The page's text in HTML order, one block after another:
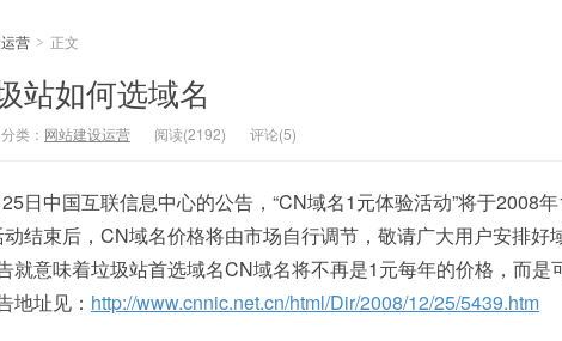
营 > 正文
站如何选域名
分类： 网站建设运营 阅读(2192) 评论(5)
中国互联信息中心的公告，“CN域名1元体验活动”将于2008年
结束后，CN域名价格将由市场自行调节，敬请广大用户安排好
就意味着垃圾站首选域名CN域名将不再是1元每年的价格，而是
地址见： http://www.cnnic.net.cn/html/Dir/2008/12/25/5439.htm